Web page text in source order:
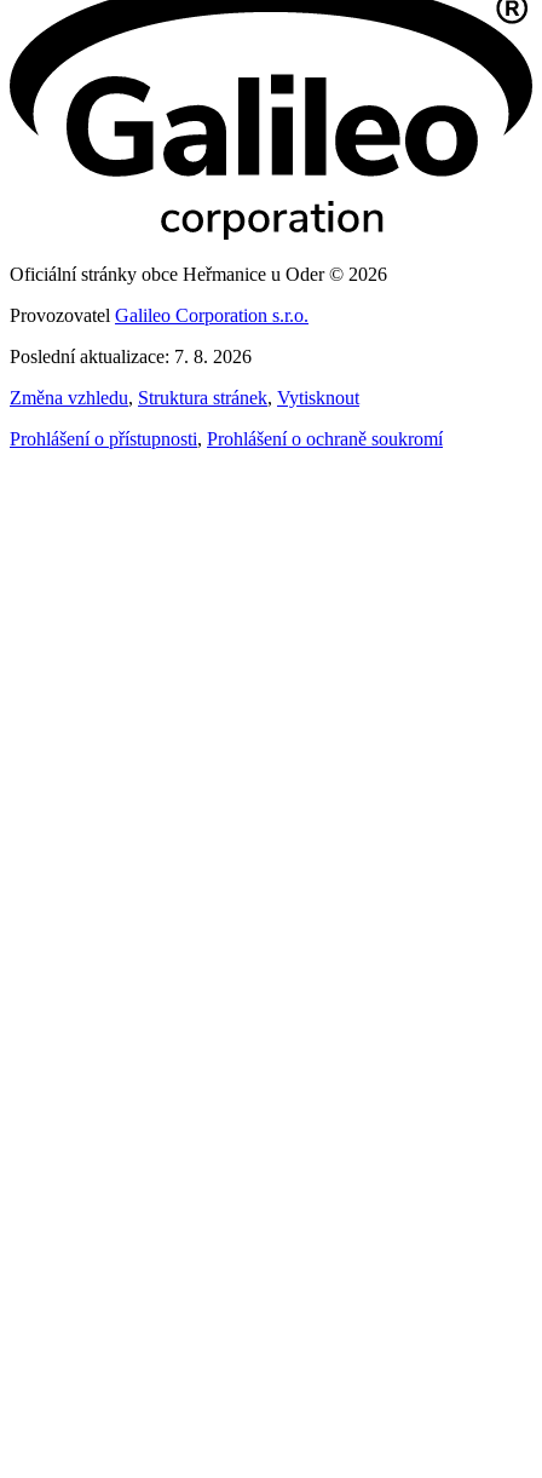
Oficiální stránky obce Heřmanice u Oder © 2026
Provozovatel Galileo Corporation s.r.o.
Poslední aktualizace: 7. 8. 2026
Změna vzhledu, Struktura stránek, Vytisknout
Prohlášení o přístupnosti, Prohlášení o ochraně soukromí